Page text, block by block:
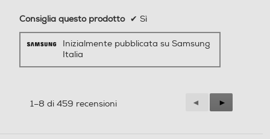
durante tutta la giornata dal
nuovissimo Now Brief.Inizia la
giornata con un resoconto di cosa ti
aspetta, controllando ad esempio il
aggiornato e visualizzando
promemoria di un’agenda fitta di
a audio, Sfondo Ambiente f
oto, Now Brief, Assistente
alla salute Riconoscimento
dati biometrici (Impronte di
gitali / Viso) Samsung Pass,
ata, Condivisione in privato
Consiglia questo prodotto ✔ Sì
Inizialmente pubblicata su Samsung
Italia
1–8 di 459 recensioni
Precedente
Reviews
◄
Successiva
Reviews
►